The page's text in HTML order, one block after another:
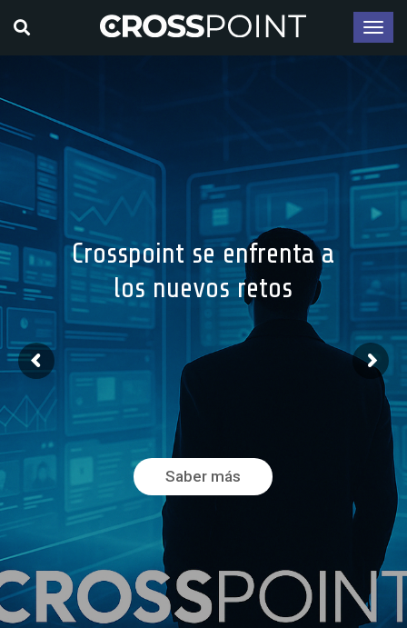
Crosspoint se enfrenta a
los nuevos retos
Saber más